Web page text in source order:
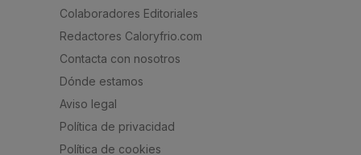
Colaboradores Editoriales
Redactores Caloryfrio.com
Contacta con nosotros
Dónde estamos
Aviso legal
Política de privacidad
Política de cookies